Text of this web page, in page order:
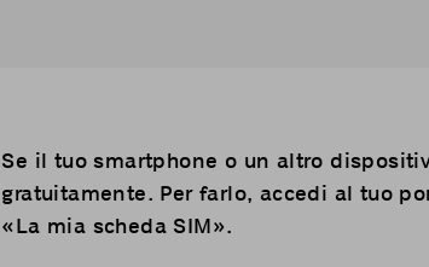
Se il tuo smartphone o un altro
gratuitamente. Per farlo, accedi al tuo
«La mia scheda SIM».